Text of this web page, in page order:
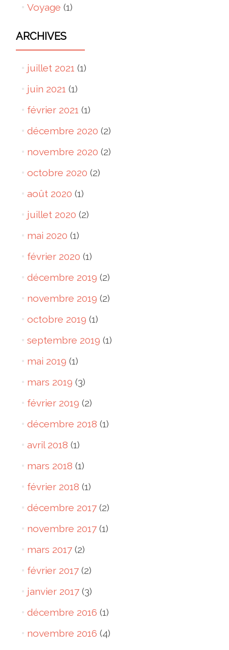
Voyage (1)
ARCHIVES
juillet 2021 (1)
juin 2021 (1)
février 2021 (1)
décembre 2020 (2)
novembre 2020 (2)
octobre 2020 (2)
août 2020 (1)
juillet 2020 (2)
mai 2020 (1)
février 2020 (1)
décembre 2019 (2)
novembre 2019 (2)
octobre 2019 (1)
septembre 2019 (1)
mai 2019 (1)
mars 2019 (3)
février 2019 (2)
décembre 2018 (1)
avril 2018 (1)
mars 2018 (1)
février 2018 (1)
décembre 2017(2)
novembre 2017(1)
mars 2017(2)
février 2017(2)
janvier 2017(3)
décembre 2016 (1)
novembre 2016 (4)